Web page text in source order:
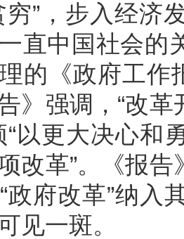
穷”，步入经济
直中国社会的
的《政府工作
》强调，“改
“以更大决心和
改革”。《报
政府改革”纳入
见一斑。